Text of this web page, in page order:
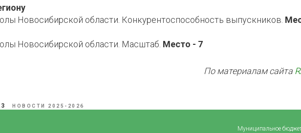
Новосибирской области. Конкурентоспособность выпускников.
Новосибирской области. Масштаб. Место - 7
По материалам сайта
НОВОСТИ 2025-2026
Муниципальное